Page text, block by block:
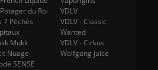
du Roi
7 Péchés
Mukk
Nuage
SENSE
VDLV
VDLV - Classic
Wanted
VDLV - Cirkus
Wolfgang juice